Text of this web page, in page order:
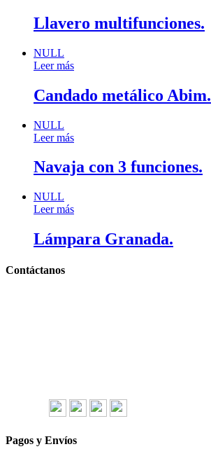
Llavero multifunciones.
NULL
Leer más
Candado metálico Abim.
NULL
Leer más
Navaja con 3 funciones.
NULL
Leer más
Lámpara Granada.
Contáctanos
Pagos y Envíos